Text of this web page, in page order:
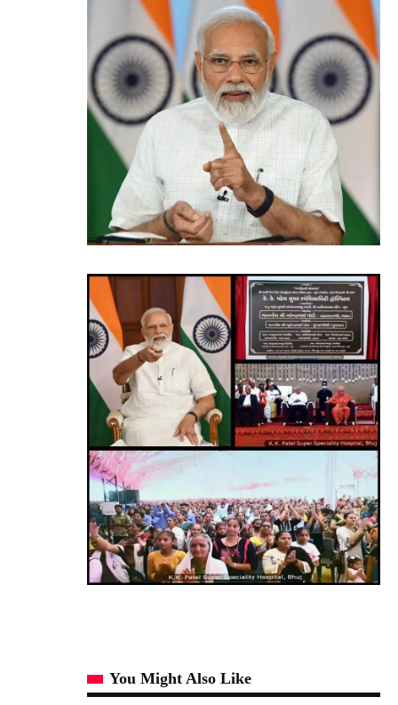
You Might Also Like